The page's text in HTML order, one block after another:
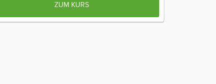
ZUM KURS